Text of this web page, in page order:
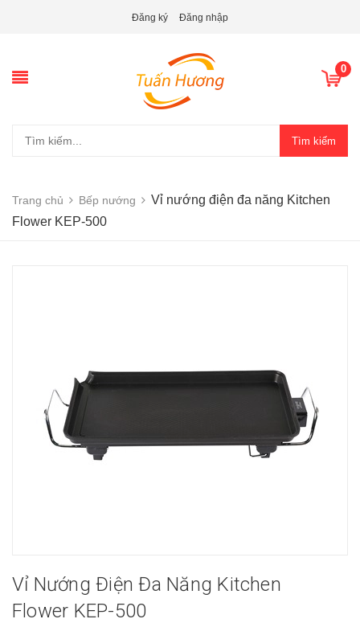
Đăng ký Đăng nhập
0
Tìm kiếm
Trang chủ Bếp nướng
Vỉ nướng điện đa năng Kitchen
Flower KEP-500
Vỉ Nướng Điện Đa Năng Kitchen
Flower KEP-500